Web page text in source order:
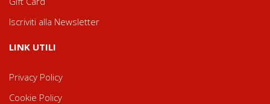
Iscriviti alla Newsletter
LINK UTILI
Privacy Policy
Cookie Policy